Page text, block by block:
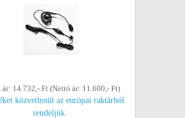
14.732,- Ft (Nettó ár: 11.600,- Ft)
közvetlenül az európai raktárból
rendeljük.